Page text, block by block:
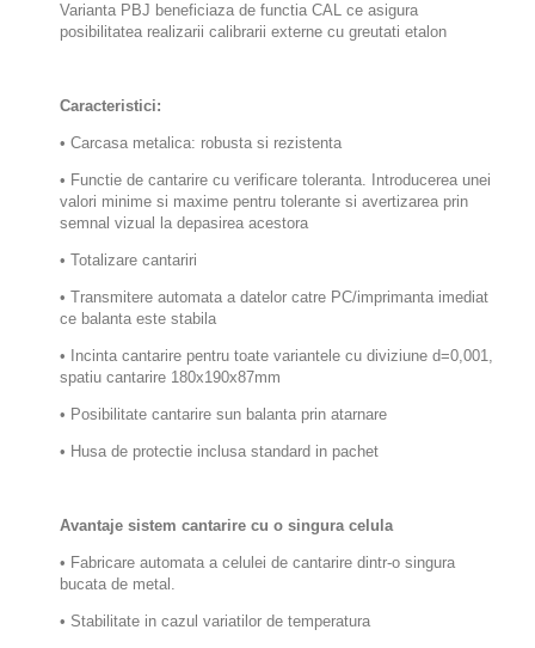
Varianta PBJ beneficiaza de functia CAL ce asigura
posibilitatea realizarii calibrarii externe cu greutati etalon
Caracteristici:
• Carcasa metalica: robusta si rezistenta
• Functie de cantarire cu verificare toleranta. Introducerea unei
valori minime si maxime pentru tolerante si avertizarea prin
semnal vizual la depasirea acestora
• Totalizare cantariri
• Transmitere automata a datelor catre PC/imprimanta imediat
ce balanta este stabila
• Incinta cantarire pentru toate variantele cu diviziune d=0,001,
spatiu cantarire 180x190x87mm
• Posibilitate cantarire sun balanta prin atarnare
• Husa de protectie inclusa standard in pachet
Avantaje sistem cantarire cu o singura celula
• Fabricare automata a celulei de cantarire dintr-o singura
bucata de metal.
• Stabilitate in cazul variatilor de temperatura